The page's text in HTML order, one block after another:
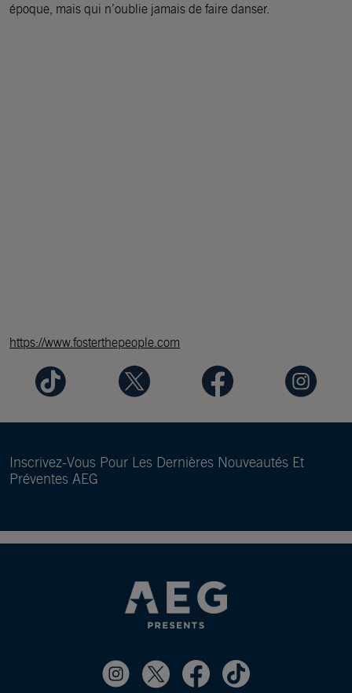
époque, mais qui n’oublie jamais de faire danser.
https://www.fosterthepeople.com
Inscrivez-Vous Pour Les Dernières Nouveautés Et
Préventes AEG